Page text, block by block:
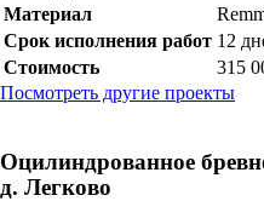
Материал
Срок исполнения работ 12
Стоимость
315
Посмотреть другие проекты
Оцилиндрованное
д. Легково